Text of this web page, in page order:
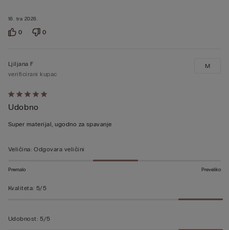
od
5
16. tra 2026.
0 0
Dali
ste
ocjenu
od
Ljiljana F
verificirani kupac
Udobno
Super materijal, ugodno za spavanje
M
Veličina: Odgovara veličini
Premalo Preveliko
Kvaliteta: 5/5
Udobnost: 5/5